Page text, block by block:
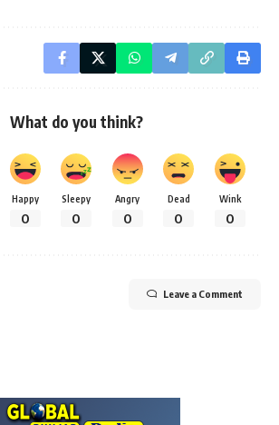
What do you think?
Happy
0
Sleepy
0
Angry
0
Dead
0
Wink
0
Leave a Comment